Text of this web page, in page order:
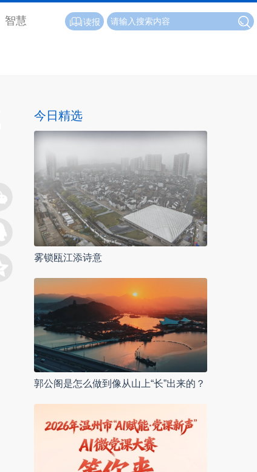
智慧 读报
今日精选
雾锁瓯江添诗意
郭公阁是怎么做到像从山上“长”出来的？